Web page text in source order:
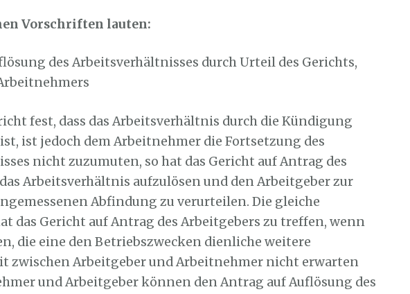
Vorschriften lauten:
des Arbeitsverhältnisses durch Urteil des Gerichts,
fest, dass das Arbeitsverhältnis durch die Kündigung
ist jedoch dem Arbeitnehmer die Fortsetzung des
nicht zuzumuten, so hat das Gericht auf Antrag des
Arbeitsverhältnis aufzulösen und den Arbeitgeber zur
Abfindung zu verurteilen. Die gleiche
das Gericht auf Antrag des Arbeitgebers zu treffen, wenn
die eine den Betriebszwecken dienliche weitere
zwischen Arbeitgeber und Arbeitnehmer nicht erwarten
und Arbeitgeber können den Antrag auf Auflösung des